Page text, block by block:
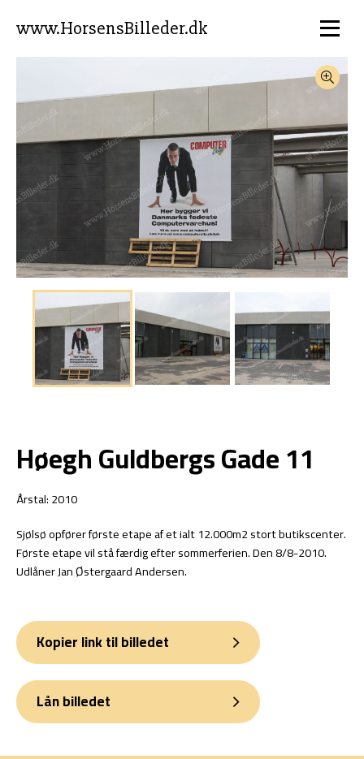
www.HorsensBilleder.dk
Høegh Guldbergs Gade 11
Årstal: 2010
Sjølsø opfører første etape af et ialt 12.000m2 stort butikscenter.
Første etape vil stå færdig efter sommerferien. Den 8/8-2010.
Udlåner Jan Østergaard Andersen.
Kopier link til billedet
Lån billedet